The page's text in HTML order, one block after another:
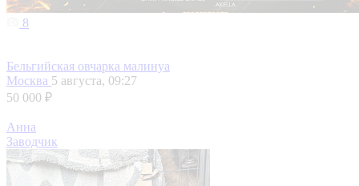
8
Бельгийская овчарка малинуа
Москва 5 августа, 09:27
50 000 ₽
Анна
Заводчик